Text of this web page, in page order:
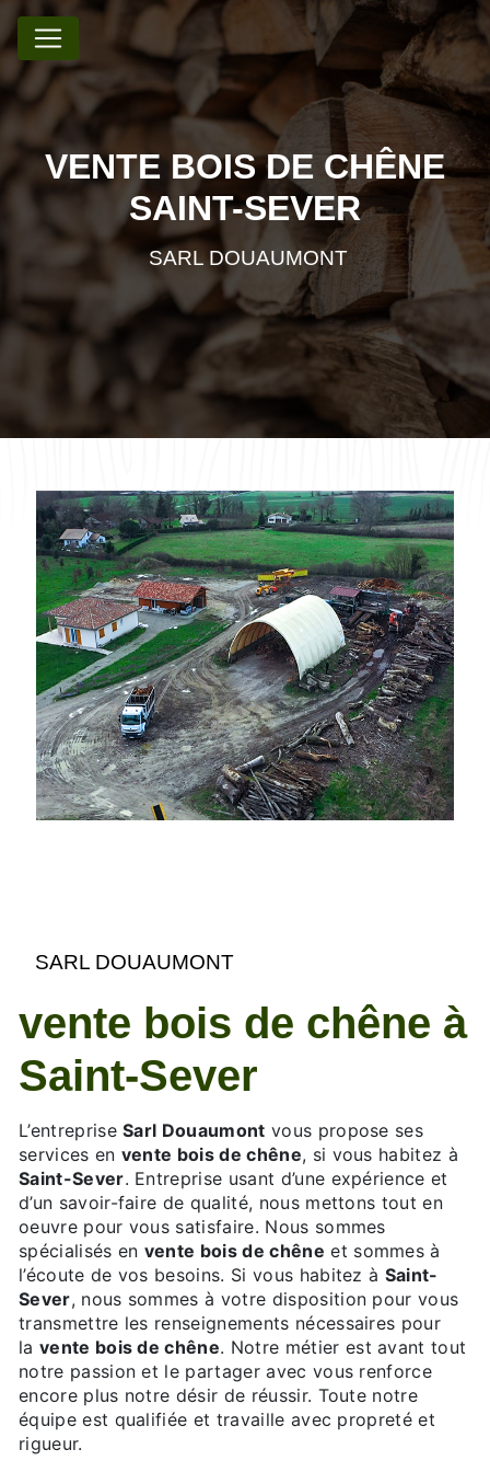
VENTE BOIS DE CHÊNE
SAINT-SEVER
SARL DOUAUMONT
SARL DOUAUMONT
vente bois de chêne à
Saint-Sever
L’entrepriseSarl Douaumont vous propose ses
services en vente bois de chêne, si vous habitez à
Saint-Sever. Entreprise usant d’une expérience et
d’un savoir-faire de qualité, nous mettons tout en
oeuvre pour vous satisfaire. Nous sommes
spécialisés en vente bois de chêne et sommes à
l’écoute de vos besoins. Si vous habitez à Saint-
Sever, nous sommes à votre disposition pour vous
transmettre les renseignements nécessaires pour
la vente bois de chêne. Notre métier est avant tout
notre passion et le partager avec vous renforce
encore plus notre désir de réussir. Toute notre
équipe est qualifiée et travaille avec propreté et
rigueur.
Panneau de gestion des cookies